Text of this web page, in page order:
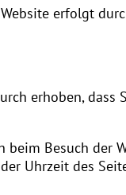
erfolgt
erhoben,
Besuch der
Uhrzeit des